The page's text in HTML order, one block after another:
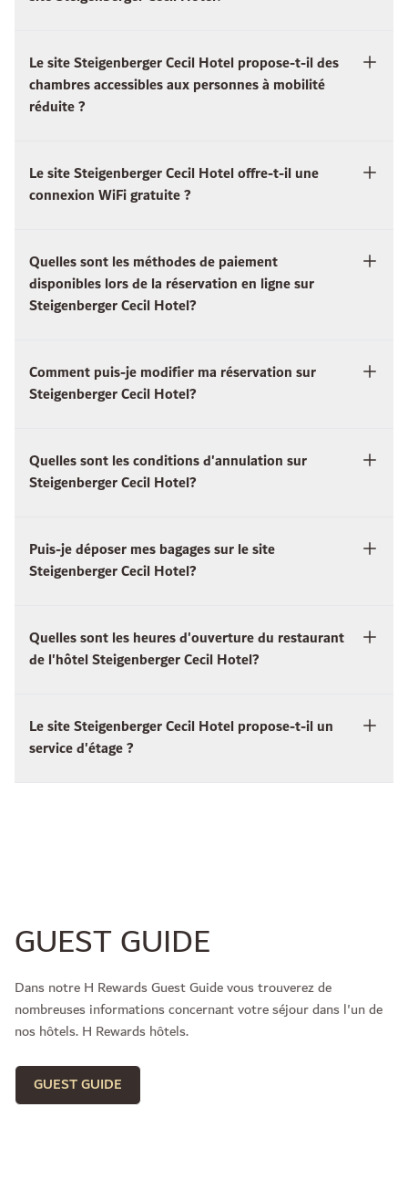
Le site Steigenberger Cecil Hotel propose-t-il des
chambres accessibles aux personnes à mobilité
réduite ?
Le site Steigenberger Cecil Hotel offre-t-il une
connexion WiFi gratuite ?
Quelles sont les méthodes de paiement
disponibles lors de la réservation en ligne sur
Steigenberger Cecil Hotel?
Comment puis-je modifier ma réservation sur
Steigenberger Cecil Hotel?
Quelles sont les conditions d'annulation sur
Steigenberger Cecil Hotel?
Puis-je déposer mes bagages sur le site
Steigenberger Cecil Hotel?
Quelles sont les heures d'ouverture du restaurant
de l'hôtel Steigenberger Cecil Hotel?
Le site Steigenberger Cecil Hotel propose-t-il un
service d'étage ?
GUEST GUIDE
Dans notre H Rewards Guest Guide vous trouverez de
nombreuses informations concernant votre séjour dans l'un de
nos hôtels. H Rewards hôtels.
GUEST GUIDE